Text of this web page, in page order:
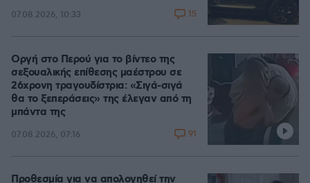
07.08.2026, 10:33 15
Οργή στο Περού για το βίντεο της
σεξουαλικής επίθεσης μαέστρου σε
26χρονη τραγουδίστρια: «Σιγά-σιγά
θα το ξεπεράσεις» της έλεγαν από τη
μπάντα της
07.08.2026, 07:16 91
Προθεσμία για να απολογηθεί την